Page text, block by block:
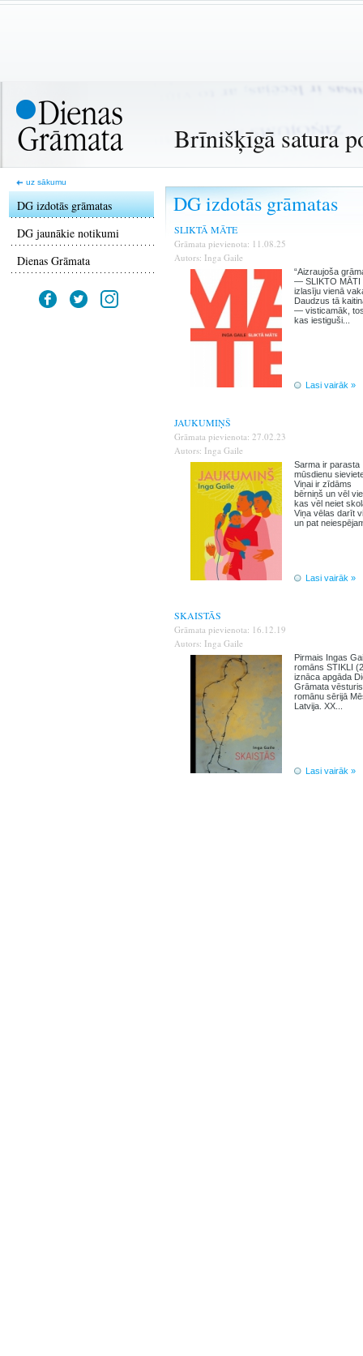
Brīnišķīgā satura
uz sākumu
DG izdotās grāmatas
DG jaunākie notikumi
Dienas Grāmata
DG izdotās grāmatas
SLIKTĀ MĀTE
Grāmata pievienota: 11.08.25
Autors: Inga Gaile
“Aizraujoša
— SLIKTO MĀTI
izlasīju vienā
Daudzus tā
— visticamāk,
kas iestiguši...
Lasi vairāk »
JAUKUMIŅŠ
Grāmata pievienota: 27.02.23
Autors: Inga Gaile
Sarma ir parasta
mūsdienu
Viņai ir zīdāms
bērniņš un vēl
kas vēl neiet
Viņa vēlas darīt
un pat
Lasi vairāk »
SKAISTĀS
Grāmata pievienota: 16.12.19
Autors: Inga Gaile
Pirmais Ingas
romāns STIKLI
iznāca apgāda
Grāmata
romānu sērijā
Latvija. XX...
Lasi vairāk »